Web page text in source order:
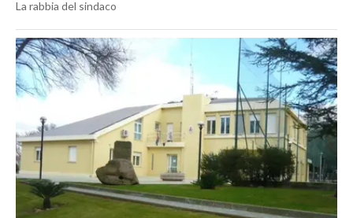
La rabbia del sindaco